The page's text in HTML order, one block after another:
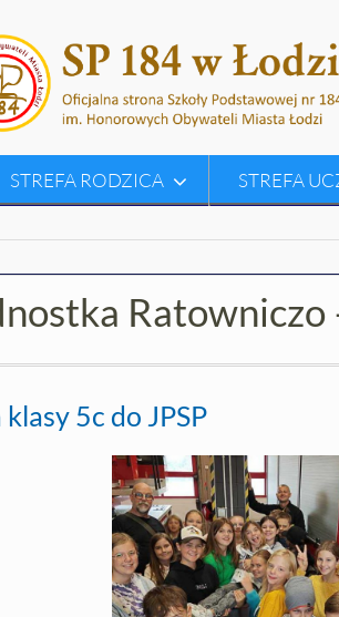
STREFA RODZICA STREFA
Ratowniczo
5c do JPSP